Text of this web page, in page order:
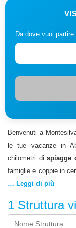
Da dove vuoi partire
Benvenuti a
le tue vacanze in
chilometri dispiagge
famiglie e coppie in
in hotel e resort
Montesilvano non è
divertimento e sport,
… Leggi di più
1 Struttura